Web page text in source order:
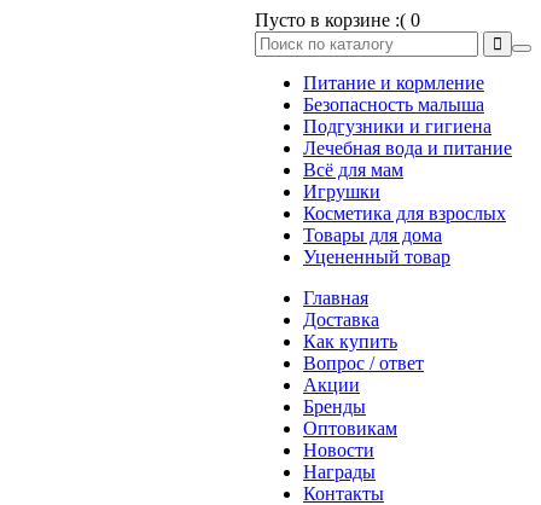
Пусто в корзине :( 0
Питание и кормление
Безопасность малыша
Подгузники и гигиена
Лечебная вода и питание
Всё для мам
Игрушки
Косметика для взрослых
Товары для дома
Уцененный товар
Главная
Доставка
Как купить
Вопрос / ответ
Акции
Бренды
Оптовикам
Новости
Награды
Контакты